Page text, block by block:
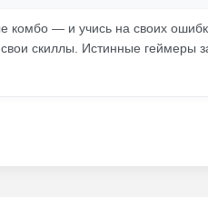
комбо — и учись на своих
скиллы. Истинные геймеры